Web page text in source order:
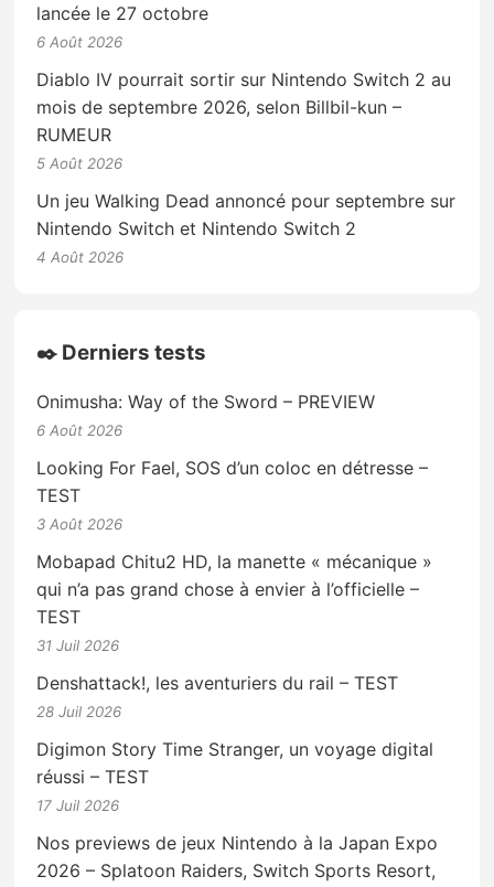
lancée le 27 octobre
6 Août 2026
Diablo IV pourrait sortir sur Nintendo Switch 2 au
mois de septembre 2026, selon Billbil-kun –
RUMEUR
5 Août 2026
Un jeu Walking Dead annoncé pour septembre sur
Nintendo Switch et Nintendo Switch 2
4 Août 2026
✒️ Derniers tests
Onimusha: Way of the Sword – PREVIEW
6 Août 2026
Looking For Fael, SOS d’un coloc en détresse –
TEST
3 Août 2026
Mobapad Chitu2 HD, la manette « mécanique »
qui n’a pas grand chose à envier à l’officielle –
TEST
31 Juil 2026
Denshattack!, les aventuriers du rail – TEST
28 Juil 2026
Digimon Story Time Stranger, un voyage digital
réussi – TEST
17 Juil 2026
Nos previews de jeux Nintendo à la Japan Expo
2026 – Splatoon Raiders, Switch Sports Resort,